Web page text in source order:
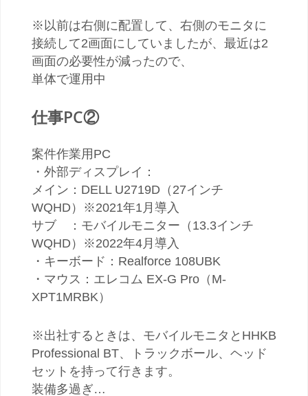
※以前は右側に配置して、右側のモニタに
接続して2画面にしていましたが、最近は2
画面の必要性が減ったので、
単体で運用中
仕事PC②
案件作業用PC
・外部ディスプレイ：
メイン：DELL U2719D（27インチ
WQHD）※2021年1月導入
サブ ：モバイルモニター（13.3インチ
WQHD）※2022年4月導入
・キーボード：Realforce 108UBK
・マウス：エレコム EX-G Pro（M-
XPT1MRBK）
※出社するときは、モバイルモニタとHHKB
Professional BT、トラックボール、ヘッド
セットを持って行きます。
装備多過ぎ…